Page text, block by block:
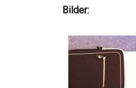
Bilder: